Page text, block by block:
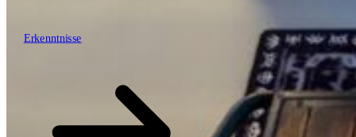
Erkenntnisse